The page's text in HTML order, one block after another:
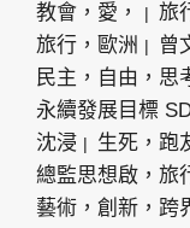
教會，愛，
旅
旅行，歐洲
曾
民主，自由，思
永續發展目標
沈浸
生死，跑
總監思想啟，旅
藝術，創新，跨